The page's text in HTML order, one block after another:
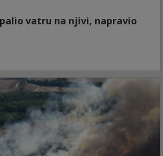
vatru na njivi, napravio